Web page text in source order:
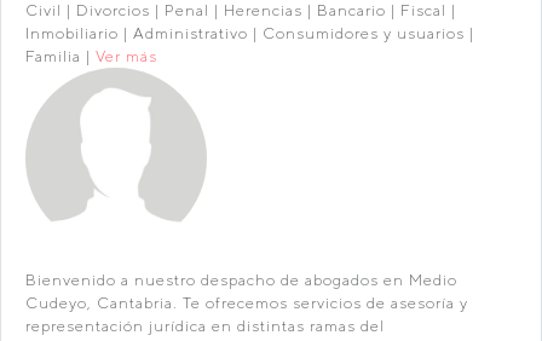
Civil | Divorcios | Penal | Herencias | Bancario | Fiscal |
Inmobiliario | Administrativo | Consumidores y usuarios |
Familia | Ver más
Bienvenido a nuestro despacho de abogados en Medio
Cudeyo, Cantabria. Te ofrecemos servicios de asesoría y
representación jurídica en distintas ramas del